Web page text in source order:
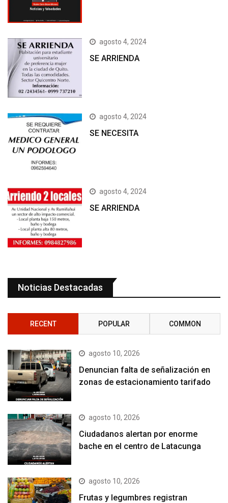
agosto 4, 2024
SE ARRIENDA
agosto 4, 2024
SE NECESITA
agosto 4, 2024
SE ARRIENDA
Noticias Destacadas
RECENT POPULAR COMMON
agosto 10, 2026
Denuncian falta de señalización en
zonas de estacionamiento tarifado
agosto 10, 2026
Ciudadanos alertan por enorme
bache en el centro de Latacunga
agosto 10, 2026
Frutas y legumbres registran